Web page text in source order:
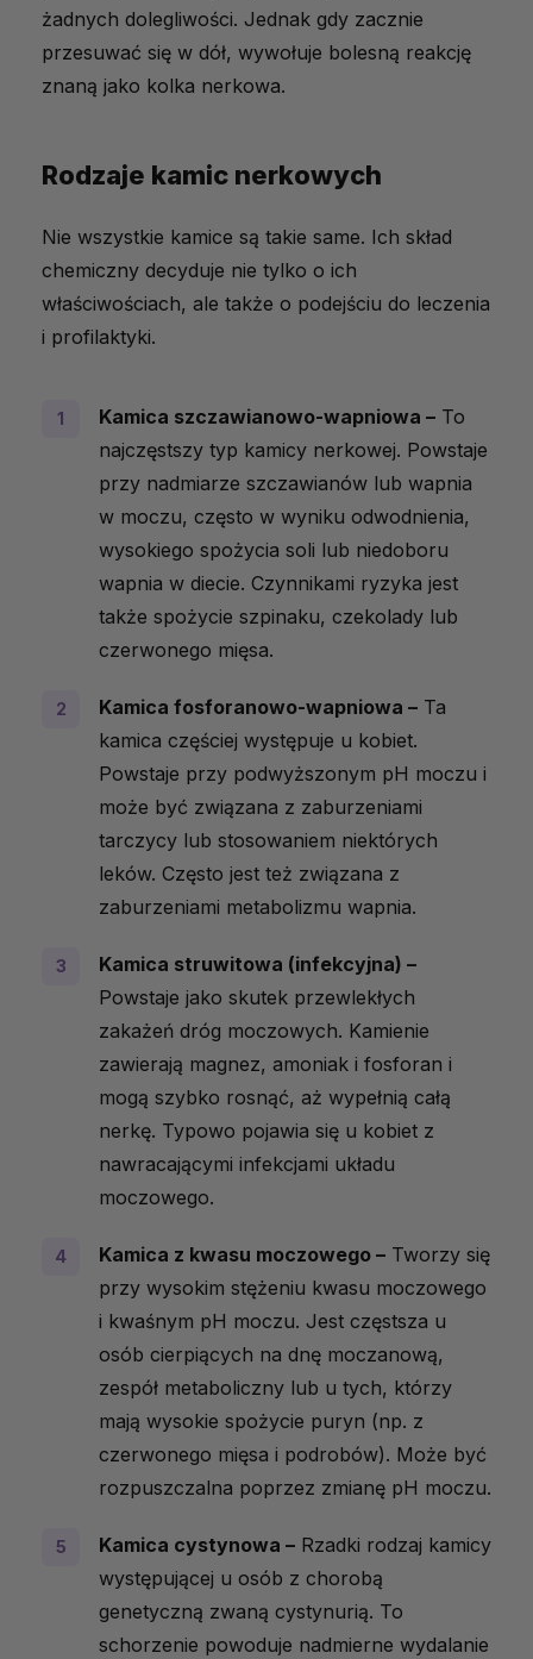
żadnych dolegliwości. Jednak gdy zacznie
przesuwać się w dół, wywołuje bolesną reakcję
znaną jako kolka nerkowa.
Rodzaje kamic nerkowych
Nie wszystkie kamice są takie same. Ich skład
chemiczny decyduje nie tylko o ich
właściwościach, ale także o podejściu do leczenia
i profilaktyki.
Kamica szczawianowo-wapniowa – To
najczęstszy typ kamicy nerkowej. Powstaje
przy nadmiarze szczawianów lub wapnia
w moczu, często w wyniku odwodnienia,
wysokiego spożycia soli lub niedoboru
wapnia w diecie. Czynnikami ryzyka jest
także spożycie szpinaku, czekolady lub
czerwonego mięsa.
Kamica fosforanowo-wapniowa – Ta
kamica częściej występuje u kobiet.
Powstaje przy podwyższonym pH moczu i
może być związana z zaburzeniami
tarczycy lub stosowaniem niektórych
leków. Często jest też związana z
zaburzeniami metabolizmu wapnia.
Kamica struwitowa (infekcyjna) –
Powstaje jako skutek przewlekłych
zakażeń dróg moczowych. Kamienie
zawierają magnez, amoniak i fosforan i
mogą szybko rosnąć, aż wypełnią całą
nerkę. Typowo pojawia się u kobiet z
nawracającymi infekcjami układu
moczowego.
Kamica z kwasu moczowego – Tworzy się
przy wysokim stężeniu kwasu moczowego
i kwaśnym pH moczu. Jest częstsza u
osób cierpiących na dnę moczanową,
zespół metaboliczny lub u tych, którzy
mają wysokie spożycie puryn (np. z
czerwonego mięsa i podrobów). Może być
rozpuszczalna poprzez zmianę pH moczu.
Kamica cystynowa – Rzadki rodzaj kamicy
występującej u osób z chorobą
genetyczną zwaną cystynurią. To
schorzenie powoduje nadmierne wydalanie